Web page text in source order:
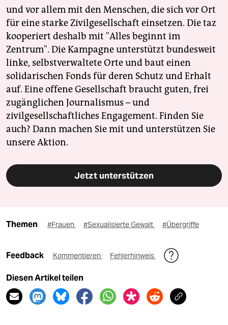
und vor allem mit den Menschen, die sich vor Ort
für eine starke Zivilgesellschaft einsetzen. Die taz
kooperiert deshalb mit "Alles beginnt im
Zentrum". Die Kampagne unterstützt bundesweit
linke, selbstverwaltete Orte und baut einen
solidarischen Fonds für deren Schutz und Erhalt
auf. Eine offene Gesellschaft braucht guten, frei
zugänglichen Journalismus – und
zivilgesellschaftliches Engagement. Finden Sie
auch? Dann machen Sie mit und unterstützen Sie
unsere Aktion.
Jetzt unterstützen
Themen #Frauen #Sexualisierte Gewalt #Übergriffe
Feedback Kommentieren Fehlerhinweis
Diesen Artikel teilen